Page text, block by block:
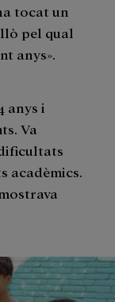
tocat un
pel qual
anys».
anys i
Va
acadèmics.